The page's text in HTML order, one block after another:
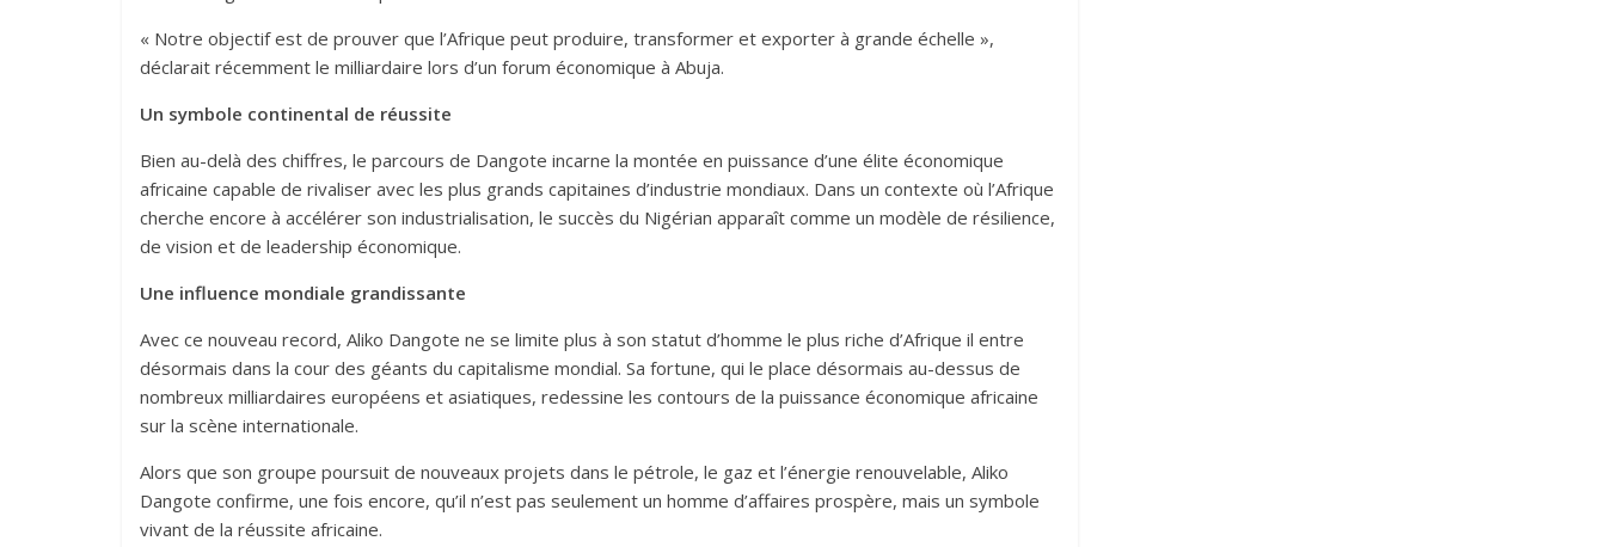
« Notre objectif est de prouver que l’Afrique peut produire, transformer et exporter à grande échelle »,
déclarait récemment le milliardaire lors d’un forum économique à Abuja.
Un symbole continental de réussite
Bien au-delà des chiffres, le parcours de Dangote incarne la montée en puissance d’une élite économique
africaine capable de rivaliser avec les plus grands capitaines d’industrie mondiaux. Dans un contexte où l’Afrique
cherche encore à accélérer son industrialisation, le succès du Nigérian apparaît comme un modèle de résilience,
de vision et de leadership économique.
Une influence mondiale grandissante
Avec ce nouveau record, Aliko Dangote ne se limite plus à son statut d’homme le plus riche d’Afrique il entre
désormais dans la cour des géants du capitalisme mondial. Sa fortune, qui le place désormais au-dessus de
nombreux milliardaires européens et asiatiques, redessine les contours de la puissance économique africaine
sur la scène internationale.
Alors que son groupe poursuit de nouveaux projets dans le pétrole, le gaz et l’énergie renouvelable, Aliko
Dangote confirme, une fois encore, qu’il n’est pas seulement un homme d’affaires prospère, mais un symbole
vivant de la réussite africaine.